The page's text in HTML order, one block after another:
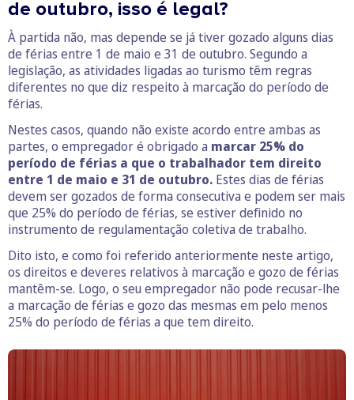
de outubro, isso é legal?
À partida não, mas depende se já tiver gozado alguns dias
de férias entre 1 de maio e 31 de outubro. Segundo a
legislação, as atividades ligadas ao turismo têm regras
diferentes no que diz respeito à marcação do período de
férias.
Nestes casos, quando não existe acordo entre ambas as
partes, o empregador é obrigado a marcar 25% do
período de férias a que o trabalhador tem direito
entre 1 de maio e 31 de outubro. Estes dias de férias
devem ser gozados de forma consecutiva e podem ser mais
que 25% do período de férias, se estiver definido no
instrumento de regulamentação coletiva de trabalho.
Dito isto, e como foi referido anteriormente neste artigo,
os direitos e deveres relativos à marcação e gozo de férias
mantêm-se. Logo, o seu empregador não pode recusar-lhe
a marcação de férias e gozo das mesmas em pelo menos
25% do período de férias a que tem direito.